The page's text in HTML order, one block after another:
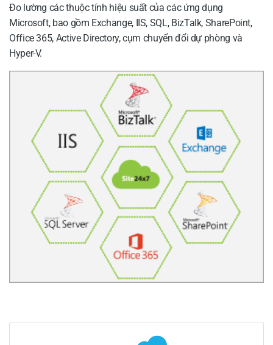
Đo lường các thuộc tính hiệu suất của các ứng dụng
Microsoft, bao gồm Exchange, IIS, SQL, BizTalk, SharePoint,
Office 365, Active Directory, cụm chuyển đổi dự phòng và
Hyper-V.